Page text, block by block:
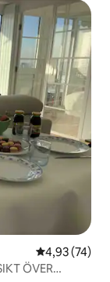
4,93 av 5 i
4,93 (74)
ÖVER